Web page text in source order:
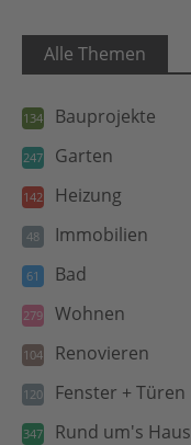
Alle Themen
134 Bauprojekte
247 Garten
142 Heizung
48 Immobilien
61 Bad
279 Wohnen
104 Renovieren
120 Fenster + Türen
347 Rund um's Haus